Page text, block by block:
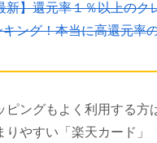
新】還元率１％以上のク
ング！本当に高還元率
ピングもよく利用する方
りやすい「楽天カード」